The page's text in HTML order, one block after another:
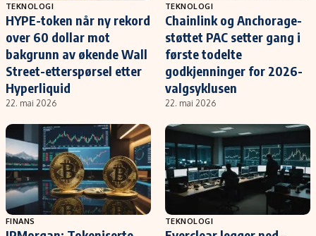
TEKNOLOGI
HYPE-token når ny rekord
over 60 dollar mot
bakgrunn av økende Wall
Street-etterspørsel etter
Hyperliquid
22. mai 2026
TEKNOLOGI
Chainlink og Anchorage-
støttet PAC setter gang i
første todelte
godkjenninger for 2026-
valgsyklusen
22. mai 2026
FINANS TEKNOLOGI